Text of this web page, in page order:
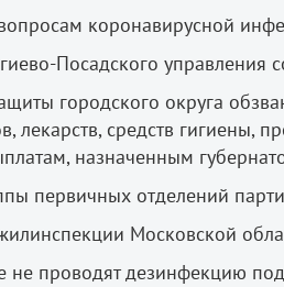
коронавирусной
Посадского
городского округа
лекарств, средств гигиены,
назначенным
первичных отделений
Московской
не проводят дезинфекцию